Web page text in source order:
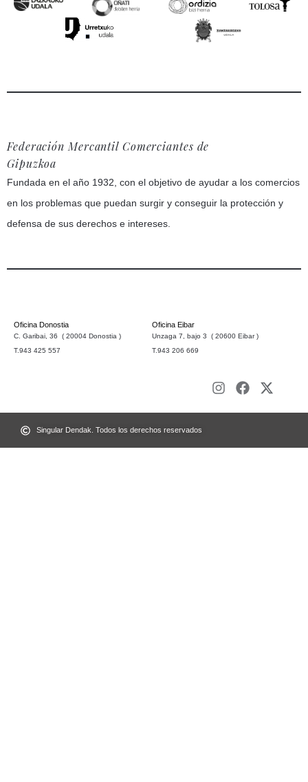
Federación Mercantil Comerciantes de
Gipuzkoa
Fundada en el año 1932, con el objetivo de ayudar a los comercios
en los problemas que puedan surgir y conseguir la protección y
defensa de sus derechos e intereses.
Oficina Donostia
C. Garibai, 36 ( 20004 Donostia )
T.943 425 557
Oficina Eibar
Unzaga 7, bajo 3 ( 20600 Eibar )
T.943 206 669
Singular Dendak. Todos los derechos reservados